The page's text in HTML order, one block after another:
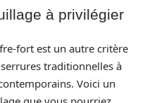
à privilégier
fort est un autre critère
traditionnelles à
Voici un